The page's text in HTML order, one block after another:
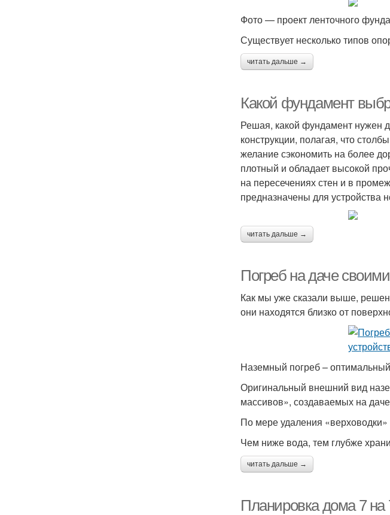
Фото — проект ленточного
Существует несколько типов
читать дальше →
Какой фундамент
Решая, какой фундамент нужен
конструкции, полагая, что
желание сэкономить на более
плотный и обладает высокой
на пересечениях стен и в
предназначены для устройства
читать дальше →
Погреб на даче
Как мы уже сказали выше,
они находятся близко от
Наземный погреб –
Оригинальный внешний вид
массивов», создаваемых на
По мере удаления
Чем ниже вода, тем глубже
читать дальше →
Планировка дома 7 на